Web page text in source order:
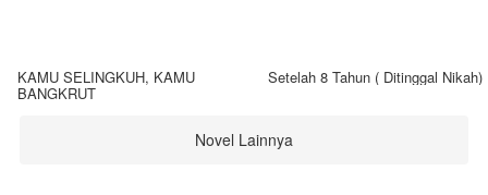
KAMU SELINGKUH, KAMU
BANGKRUT
Setelah 8 Tahun ( Ditinggal Nikah)
Novel Lainnya